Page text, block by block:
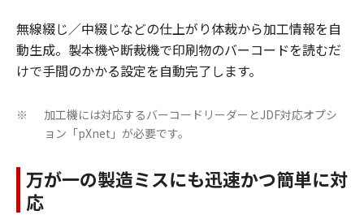
無線綴じ／中綴じなどの仕上がり体裁から加工情報を自
動生成。製本機や断裁機で印刷物のバーコードを読むだ
けで手間のかかる設定を自動完了します。
※
加工機には対応するバーコードリーダーとJDF対応オプシ
ョン「pXnet」が必要です。
万が一の製造ミスにも迅速かつ簡単に対
応